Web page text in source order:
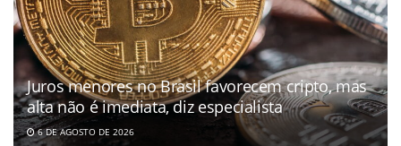
Juros menores no Brasil favorecem cripto, mas
alta não é imediata, diz especialista
6 DE AGOSTO DE 2026